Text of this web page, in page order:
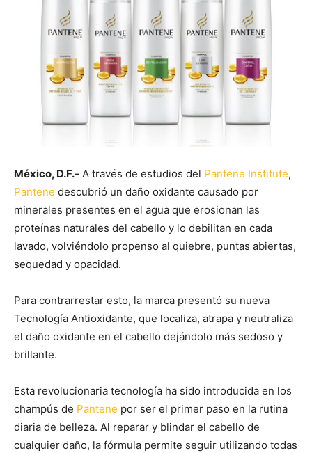
México, D.F.- A través de estudios del Pantene Institute,
Pantene descubrió un daño oxidante causado por
minerales presentes en el agua que erosionan las
proteínas naturales del cabello y lo debilitan en cada
lavado, volviéndolo propenso al quiebre, puntas abiertas,
sequedad y opacidad.
Para contrarrestar esto, la marca presentó su nueva
Tecnología Antioxidante, que localiza, atrapa y neutraliza
el daño oxidante en el cabello dejándolo más sedoso y
brillante.
Esta revolucionaria tecnología ha sido introducida en los
champús de Pantene por ser el primer paso en la rutina
diaria de belleza. Al reparar y blindar el cabello de
cualquier daño, la fórmula permite seguir utilizando todas